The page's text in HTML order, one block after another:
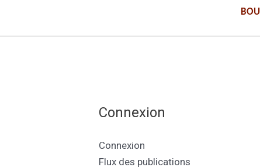
Connexion
Connexion
Flux des publications